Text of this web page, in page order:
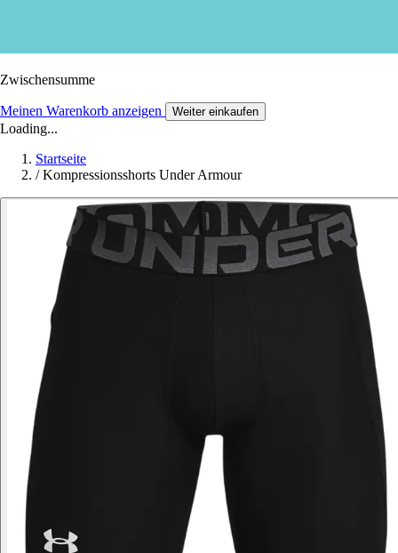
Zwischensumme
Meinen Warenkorb anzeigen Weiter einkaufen
Loading...
Startseite
/ Kompressionsshorts Under Armour